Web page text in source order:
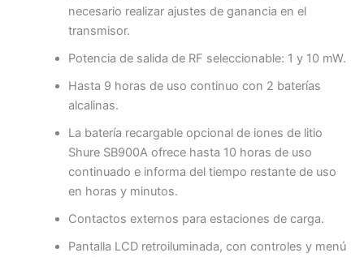
necesario realizar ajustes de ganancia en el
transmisor.
Potencia de salida de RF seleccionable: 1 y 10 mW.
Hasta 9 horas de uso continuo con 2 baterías
alcalinas.
La batería recargable opcional de iones de litio
Shure SB900A ofrece hasta 10 horas de uso
continuado e informa del tiempo restante de uso
en horas y minutos.
Contactos externos para estaciones de carga.
Pantalla LCD retroiluminada, con controles y menú